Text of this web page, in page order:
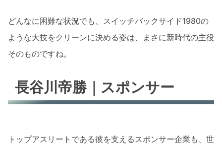
どんなに困難な状況でも、スイッチバックサイド1980の
ような大技をクリーンに決める姿は、まさに新時代の主役
そのものですね。
長谷川帝勝｜スポンサー
トップアスリートである彼を支えるスポンサー企業も、世